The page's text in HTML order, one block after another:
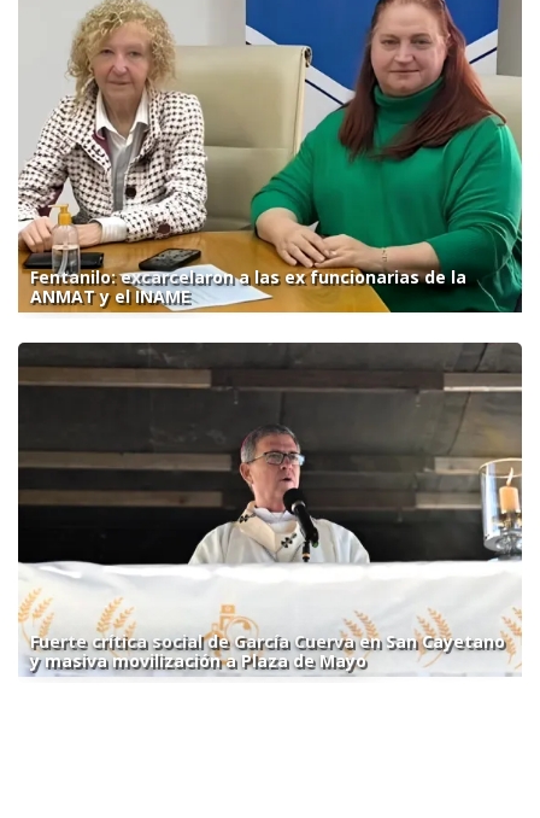
Fentanilo: excarcelaron a las ex funcionarias de la
ANMAT y el INAME
Fuerte crítica social de García Cuerva en San Cayetano
y masiva movilización a Plaza de Mayo